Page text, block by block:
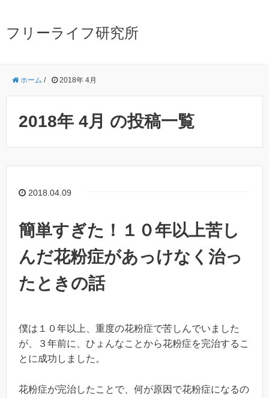
フリーライフ研究所
ホーム / 2018年 4月
2018年 4月 の投稿一覧
2018.04.09
簡単すぎた！１０年以上苦し
んだ花粉症があっけなく治っ
たときの話
僕は１０年以上、重度の花粉症で苦しんでいました
が、３年前に、ひょんなことから花粉症を完治するこ
とに成功しました。
花粉症が完治したことで、何が原因で花粉症になるの